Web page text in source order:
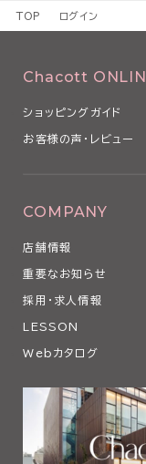
TOP ログイン
Chacott
ショッピングガイド
お客様の声・レビュー
COMPANY
店舗情報
重要なお知らせ
採用・求人情報
LESSON
Webカタログ